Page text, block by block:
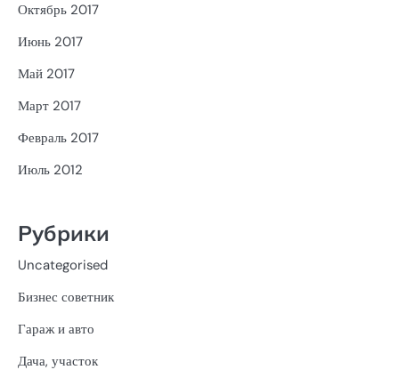
Октябрь 2017
Июнь 2017
Май 2017
Март 2017
Февраль 2017
Июль 2012
Рубрики
Uncategorised
Бизнес советник
Гараж и авто
Дача, участок